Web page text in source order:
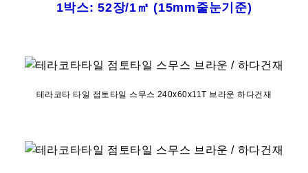
1박스: 52장/1㎡ (15mm줄눈기준)
테라코타 타일 점토타일 스무스 240x60x11T 브라운 하다건재